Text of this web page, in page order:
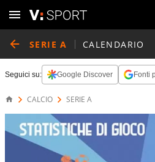
SERIE A CALENDARIO
Seguici su: Google Discover Fonti
CALCIO SERIE A